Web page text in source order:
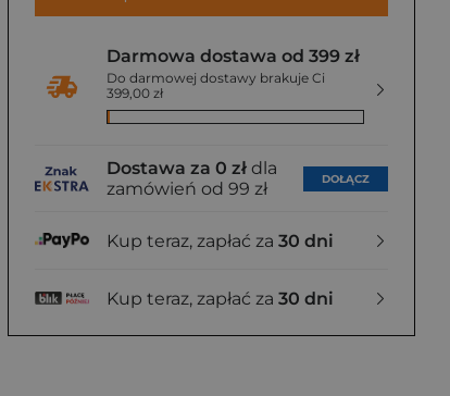
Darmowa dostawa od 399 zł
Do darmowej dostawy brakuje Ci
399,00 zł
Dostawa za 0 zł dla
zamówień od 99 zł
DOŁĄCZ
Kup teraz, zapłać za 30 dni
Kup teraz, zapłać za 30 dni